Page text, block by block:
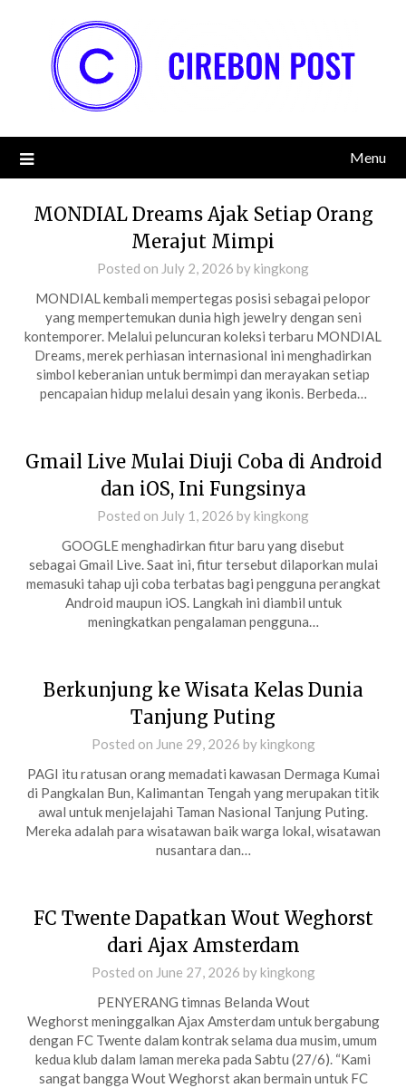
Menu
MONDIAL Dreams Ajak Setiap Orang
Merajut Mimpi
Posted on July 2, 2026 bykingkong
MONDIAL kembali mempertegas posisi sebagai pelopor
yang mempertemukan dunia high jewelry dengan seni
kontemporer. Melalui peluncuran koleksi terbaru MONDIAL
Dreams, merek perhiasan internasional ini menghadirkan
simbol keberanian untuk bermimpi dan merayakan setiap
pencapaian hidup melalui desain yang ikonis. Berbeda…
Gmail Live Mulai Diuji Coba di Android
dan iOS, Ini Fungsinya
Posted on July 1, 2026 bykingkong
GOOGLE menghadirkan fitur baru yang disebut
sebagai Gmail Live. Saat ini, fitur tersebut dilaporkan mulai
memasuki tahap uji coba terbatas bagi pengguna perangkat
Android maupun iOS. Langkah ini diambil untuk
meningkatkan pengalaman pengguna…
Berkunjung ke Wisata Kelas Dunia
Tanjung Puting
Posted on June 29, 2026 bykingkong
PAGI itu ratusan orang memadati kawasan Dermaga Kumai
di Pangkalan Bun, Kalimantan Tengah yang merupakan titik
awal untuk menjelajahi Taman Nasional Tanjung Puting.
Mereka adalah para wisatawan baik warga lokal, wisatawan
nusantara dan…
FC Twente Dapatkan Wout Weghorst
dari Ajax Amsterdam
Posted on June 27, 2026 bykingkong
PENYERANG timnas Belanda Wout
Weghorst meninggalkan Ajax Amsterdam untuk bergabung
dengan FC Twente dalam kontrak selama dua musim, umum
kedua klub dalam laman mereka pada Sabtu (27/6). “Kami
sangat bangga Wout Weghorst akan bermain untuk FC